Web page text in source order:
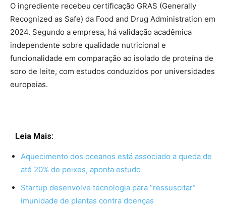
O ingrediente recebeu certificação GRAS (Generally
Recognized as Safe) da Food and Drug Administration em
2024. Segundo a empresa, há validação acadêmica
independente sobre qualidade nutricional e
funcionalidade em comparação ao isolado de proteína de
soro de leite, com estudos conduzidos por universidades
europeias.
Leia Mais:
Aquecimento dos oceanos está associado a queda de
até 20% de peixes, aponta estudo
Startup desenvolve tecnologia para “ressuscitar”
imunidade de plantas contra doenças